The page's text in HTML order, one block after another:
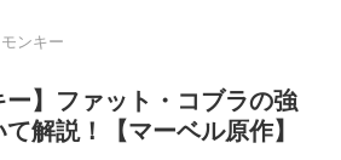
ンキー
ー】ファット・コブラの強
解説！【マーベル原作】